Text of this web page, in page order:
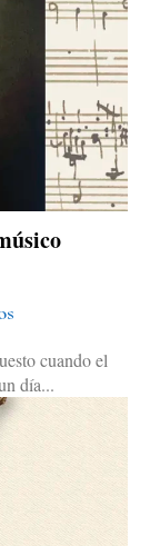
cuando el
día...